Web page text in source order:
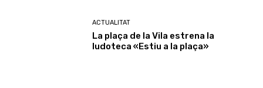
ACTUALITAT
La plaça de la Vila estrena la
ludoteca «Estiu a la plaça»